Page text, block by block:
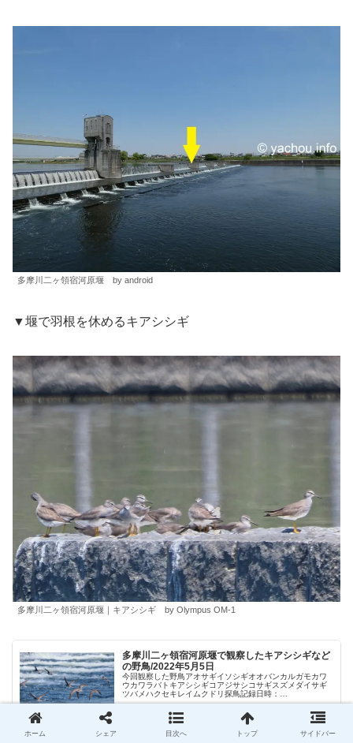
多摩川二ヶ領宿河原堰 by android
▼堰で羽根を休めるキアシシギ
多摩川二ヶ領宿河原堰｜キアシシギ by Olympus OM-1
多摩川二ヶ領宿河原堰で観察したキアシシギなど
の野鳥/2022年5月5日
今回観察した野鳥アオサギイソシギオオバンカルガモカワ
ウカワラバトキアシシギコアジサシコサギスズメダイサギ
ツバメハクセキレイムクドリ探鳥記録日時：
2022/05/05（木）am場所：多摩川二ヶ領宿河原堰（たま
がわにかりょうしゅくがわらぜき）天...
yachou.info 2022.07.07
ホーム シェア 目次へ トップ サイドバー